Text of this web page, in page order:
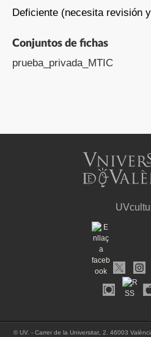
Deficiente (necesita revisión
Conjuntos de fichas
prueba_privada_MTIC
©UV. - Carrer de la Universitat, 2. 46003